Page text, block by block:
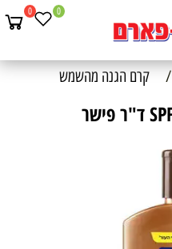
0 0
/ קרם הגנה מהשמש